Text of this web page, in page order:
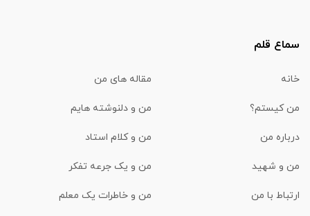
سماع قلم
خانه مقاله های من
من کیستم؟ من و دلنوشته هایم
درباره من من و کلام استاد
من و شهید من و یک جرعه تفکر
ارتباط با من من و خاطرات یک معلم